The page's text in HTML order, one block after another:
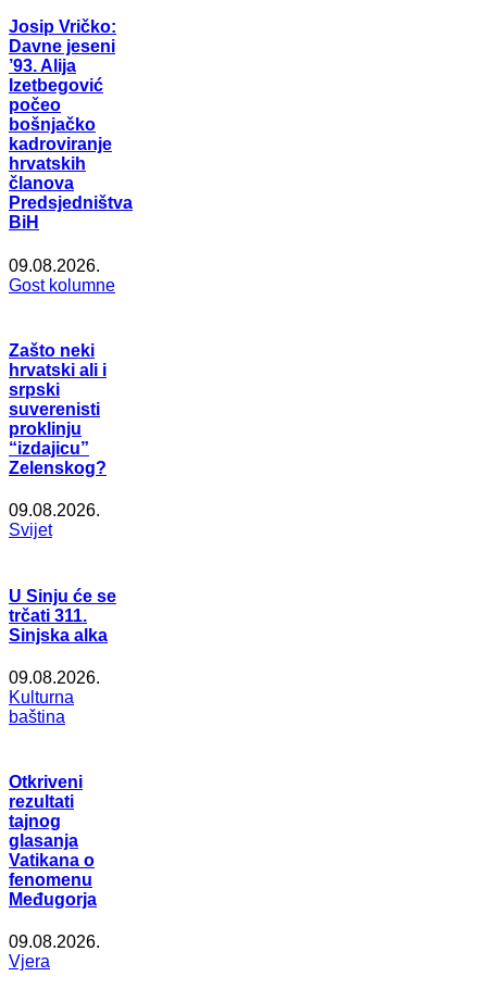
Josip Vričko:
Davne jeseni
’93. Alija
Izetbegović
počeo
bošnjačko
kadroviranje
hrvatskih
članova
Predsjedništva
BiH
09.08.2026.
Gost kolumne
Zašto neki
hrvatski ali i
srpski
suverenisti
proklinju
“izdajicu”
Zelenskog?
09.08.2026.
Svijet
U Sinju će se
trčati 311.
Sinjska alka
09.08.2026.
Kulturna
baština
Otkriveni
rezultati
tajnog
glasanja
Vatikana o
fenomenu
Međugorja
09.08.2026.
Vjera